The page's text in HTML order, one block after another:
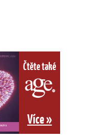
Čtěte také
Více »